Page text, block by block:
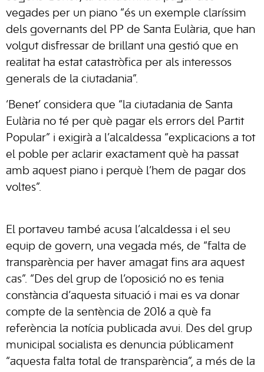
vegades per un piano “és un exemple claríssim
dels governants del PP de Santa Eulària, que han
volgut disfressar de brillant una gestió que en
realitat ha estat catastròfica per als interessos
generals de la ciutadania”.
‘Benet’ considera que “la ciutadania de Santa
Eulària no té per què pagar els errors del Partit
Popular” i exigirà a l’alcaldessa “explicacions a tot
el poble per aclarir exactament què ha passat
amb aquest piano i perquè l’hem de pagar dos
voltes”.
El portaveu també acusa l’alcaldessa i el seu
equip de govern, una vegada més, de “falta de
transparència per haver amagat fins ara aquest
cas”. “Des del grup de l’oposició no es tenia
constància d’aquesta situació i mai es va donar
compte de la sentència de 2016 a què fa
referència la notícia publicada avui. Des del grup
municipal socialista es denuncia públicament
“aquesta falta total de transparència”, a més de la